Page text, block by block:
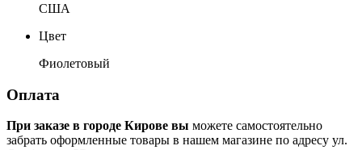
США
Цвет
Фиолетовый
Оплата
При заказе в городе Кирове вы можете самостоятельно
забрать оформленные товары в нашем магазине по адресу ул.